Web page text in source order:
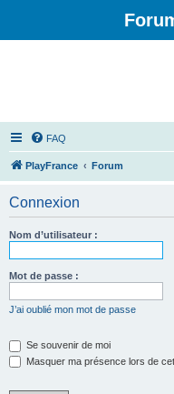
FAQ
PlayFrance Forum
Connexion
Nom d’utilisateur :
Mot de passe :
J’ai oublié mon mot de passe
Se souvenir de moi
Masquer ma présence lors de